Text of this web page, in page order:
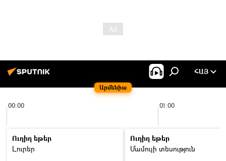
Արմենիա
ՀԱՅ
00:00 01:00
Ուղիղ եթեր
Լուրեր
Ուղիղ եթեր
Մամուլի տեսություն